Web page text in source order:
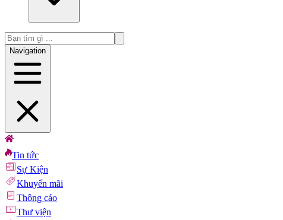
Navigation
Tin tức
Sự Kiện
Khuyến mãi
Thông cáo
Thư viện